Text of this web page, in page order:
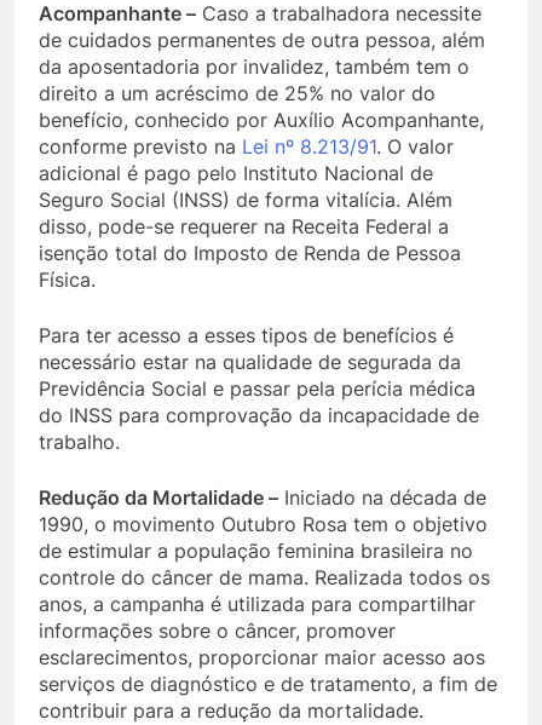
Acompanhante – Caso a trabalhadora necessite
de cuidados permanentes de outra pessoa, além
da aposentadoria por invalidez, também tem o
direito a um acréscimo de 25% no valor do
benefício, conhecido por Auxílio Acompanhante,
conforme previsto na Lei nº 8.213/91. O valor
adicional é pago pelo Instituto Nacional de
Seguro Social (INSS) de forma vitalícia. Além
disso, pode-se requerer na Receita Federal a
isenção total do Imposto de Renda de Pessoa
Física.
Para ter acesso a esses tipos de benefícios é
necessário estar na qualidade de segurada da
Previdência Social e passar pela perícia médica
do INSS para comprovação da incapacidade de
trabalho.
Redução da Mortalidade – Iniciado na década de
1990, o movimento Outubro Rosa tem o objetivo
de estimular a população feminina brasileira no
controle do câncer de mama. Realizada todos os
anos, a campanha é utilizada para compartilhar
informações sobre o câncer, promover
esclarecimentos, proporcionar maior acesso aos
serviços de diagnóstico e de tratamento, a fim de
contribuir para a redução da mortalidade.